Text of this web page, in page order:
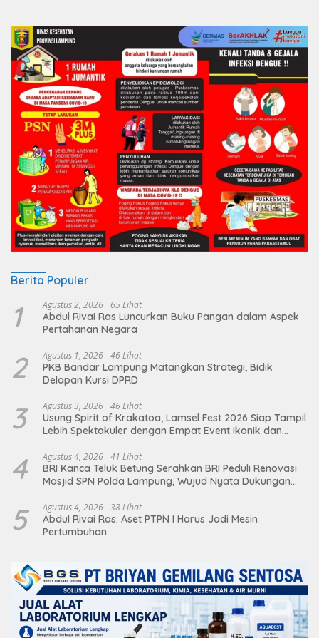
Berita Populer
1 Agustus 2, 2026 65 Lihat
Abdul Rivai Ras Luncurkan Buku Pangan dalam Aspek
Pertahanan Negara
2 Agustus 1, 2026 46 Lihat
PKB Bandar Lampung Matangkan Strategi, Bidik
Delapan Kursi DPRD
3 Agustus 3, 2026 46 Lihat
Usung Spirit of Krakatoa, Lamsel Fest 2026 Siap Tampil
Lebih Spektakuler dengan Empat Event Ikonik dan
4 Agustus 4, 2026 41 Lihat
BRI Kanca Teluk Betung Serahkan BRI Peduli Renovasi
Masjid SPN Polda Lampung, Wujud Nyata Dukungan
5 Agustus 4, 2026 38 Lihat
Abdul Rivai Ras: Aset PTPN I Harus Jadi Mesin
Pertumbuhan